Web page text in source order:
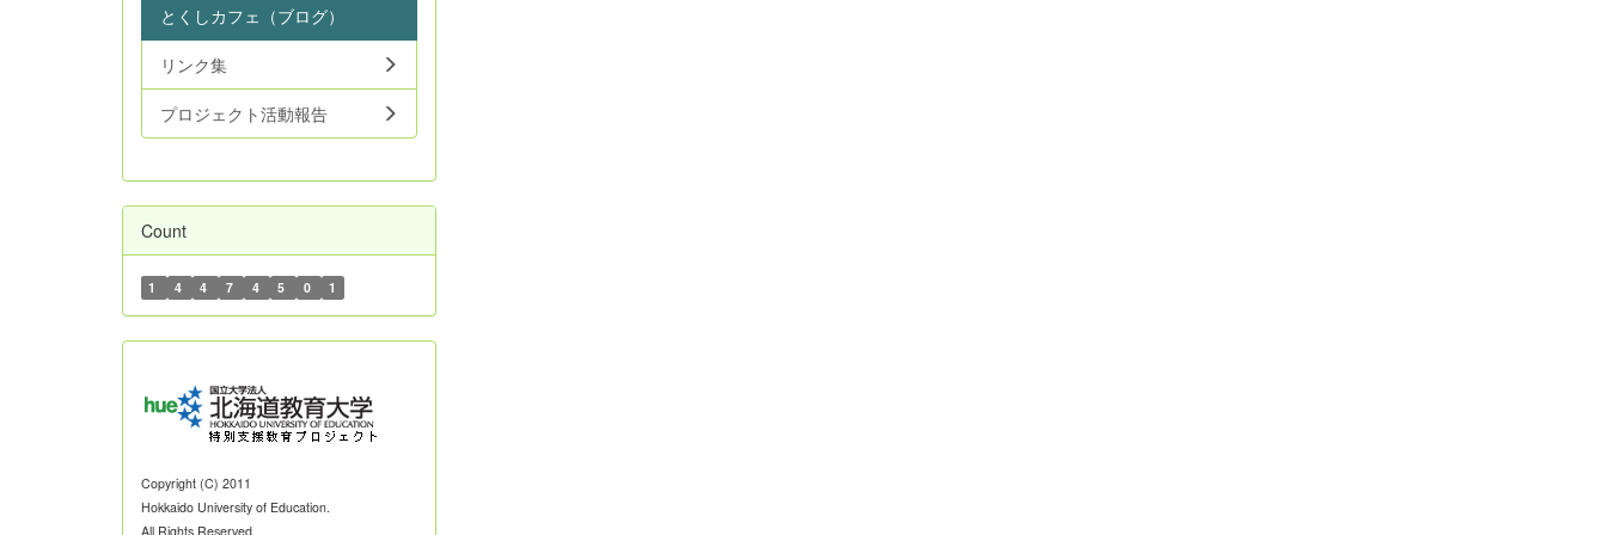
とくしカフェ（ブログ）
リンク集
プロジェクト活動報告
Count
1 4 4 7 4 5 0 1
Copyright (C) 2011
Hokkaido University of Education.
All Rights Reserved.